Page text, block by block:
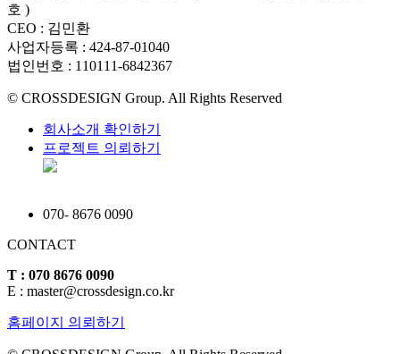
호 )
CEO : 김민환
사업자등록 : 424-87-01040
법인번호 : 110111-6842367
© CROSSDESIGN Group. All Rights Reserved
회사소개 확인하기
프로젝트 의뢰하기
070- 8676 0090
CONTACT
T : 070 8676 0090
E : master@crossdesign.co.kr
홈페이지 의뢰하기